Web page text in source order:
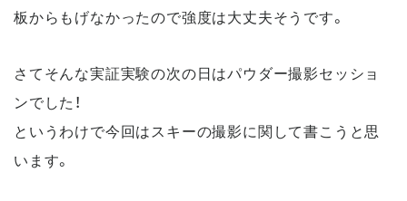
板からもげなかったので強度は大丈夫そうです。
さてそんな実証実験の次の日はパウダー撮影セッショ
ンでした！
というわけで今回はスキーの撮影に関して書こうと思
います。